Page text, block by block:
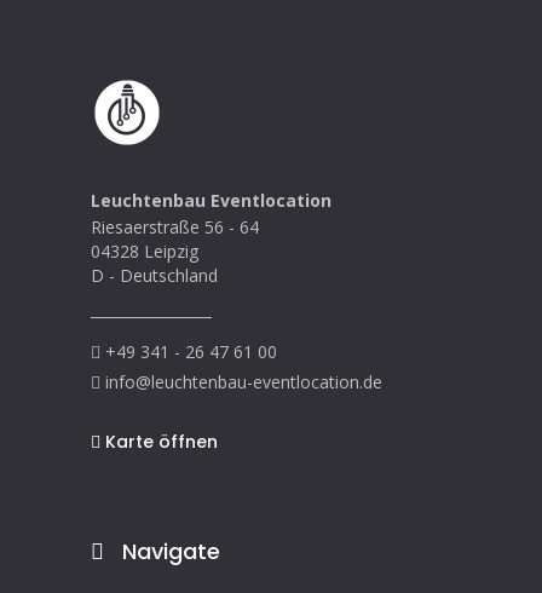
Leuchtenbau Eventlocation
Riesaerstraße 56 - 64
04328 Leipzig
D - Deutschland
+49 341 - 26 47 61 00
info@leuchtenbau-eventlocation.de
Karte öffnen
Navigate